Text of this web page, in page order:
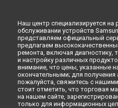
Наш центр специализируется на
обслуживании устройств
представляем официальный
предлагаем
ремонта, включая диагностику,
и настройку различных
внимание, что цены, указанные
окончательными; для получения
пожалуйста, свяжитесь с
стоит отметить, что торговая
на нашем сайте,
только для информационных